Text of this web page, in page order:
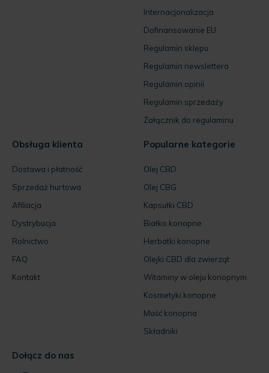
Internacjonalizacja
Dofinansowanie EU
Regulamin sklepu
Regulamin newslettera
Regulamin opinii
Regulamin sprzedaży
Załącznik do regulaminu
Obsługa klienta
Dostawa i płatność
Sprzedaż hurtowa
Afiliacja
Dystrybucja
Rolnictwo
FAQ
Kontakt
Popularne kategorie
Olej CBD
Olej CBG
Kapsułki CBD
Białko konopne
Herbatki konopne
Olejki CBD dla zwierząt
Witaminy w oleju konopnym
Kosmetyki konopne
Maść konopna
Składniki
Dołącz do nas